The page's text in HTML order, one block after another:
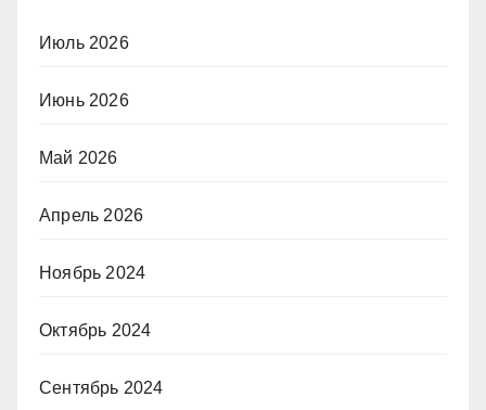
Июль 2026
Июнь 2026
Май 2026
Апрель 2026
Ноябрь 2024
Октябрь 2024
Сентябрь 2024